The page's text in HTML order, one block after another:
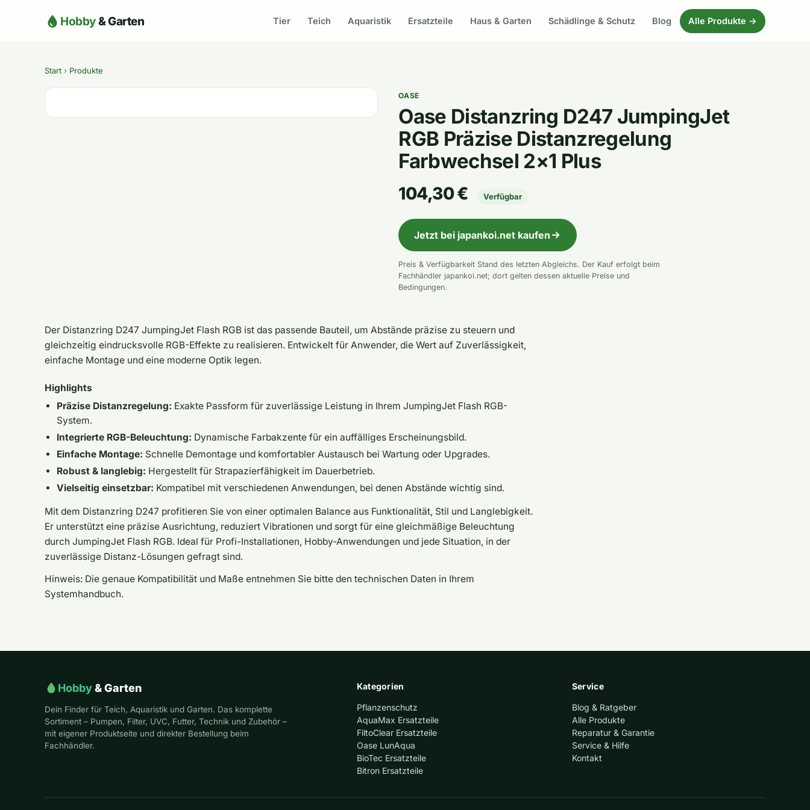
Hobby& Garten Tier Teich Aquaristik Ersatzteile Haus & Garten Schädlinge & Schutz Blog Alle Produkte →
Start › Produkte
OASE
Oase Distanzring D247 JumpingJet
RGB Präzise Distanzregelung
Farbwechsel 2×1 Plus
104,30 € Verfügbar
Jetzt bei japankoi.net kaufen
Preis & Verfügbarkeit Stand des letzten Abgleichs. Der Kauf erfolgt beim
Fachhändler japankoi.net; dort gelten dessen aktuelle Preise und
Bedingungen.
Der Distanzring D247 JumpingJet Flash RGB ist das passende Bauteil, um Abstände präzise zu steuern und
gleichzeitig eindrucksvolle RGB-Effekte zu realisieren. Entwickelt für Anwender, die Wert auf Zuverlässigkeit,
einfache Montage und eine moderne Optik legen.
Highlights
Präzise Distanzregelung: Exakte Passform für zuverlässige Leistung in Ihrem JumpingJet Flash RGB-
System.
Integrierte RGB-Beleuchtung: Dynamische Farbakzente für ein auffälliges Erscheinungsbild.
Einfache Montage: Schnelle Demontage und komfortabler Austausch bei Wartung oder Upgrades.
Robust & langlebig: Hergestellt für Strapazierfähigkeit im Dauerbetrieb.
Vielseitig einsetzbar: Kompatibel mit verschiedenen Anwendungen, bei denen Abstände wichtig sind.
Mit dem Distanzring D247 profitieren Sie von einer optimalen Balance aus Funktionalität, Stil und Langlebigkeit.
Er unterstützt eine präzise Ausrichtung, reduziert Vibrationen und sorgt für eine gleichmäßige Beleuchtung
durch JumpingJet Flash RGB. Ideal für Profi-Installationen, Hobby-Anwendungen und jede Situation, in der
zuverlässige Distanz-Lösungen gefragt sind.
Hinweis: Die genaue Kompatibilität und Maße entnehmen Sie bitte den technischen Daten in Ihrem
Systemhandbuch.
Hobby& Garten
Dein Finder für Teich, Aquaristik und Garten. Das komplette
Sortiment – Pumpen, Filter, UVC, Futter, Technik und Zubehör –
mit eigener Produktseite und direkter Bestellung beim
Fachhändler.
Kategorien
Pflanzenschutz
AquaMax Ersatzteile
FiltoClear Ersatzteile
Oase LunAqua
BioTec Ersatzteile
Bitron Ersatzteile
Service
Blog & Ratgeber
Alle Produkte
Reparatur & Garantie
Service & Hilfe
Kontakt